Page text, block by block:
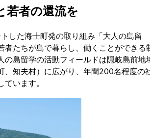
若者の還流を
した海士町発の取り組み「大人の島留
者たちが島で暮らし、働くことができる
の島留学の活動フィールドは隠岐島前地
、知夫村）に広がり、年間200名程度の
います。